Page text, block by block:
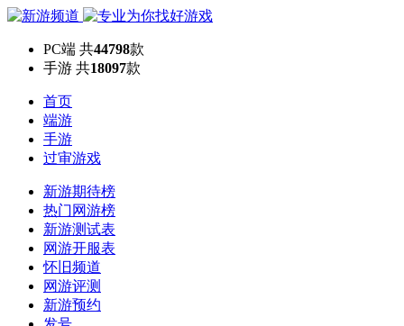
PC端 共44798款
手游 共18097款
首页
端游
手游
过审游戏
新游期待榜
热门网游榜
新游测试表
网游开服表
怀旧频道
网游评测
新游预约